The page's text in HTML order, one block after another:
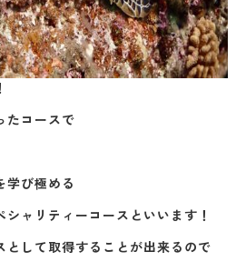
たコースで
学び極める
ャリティーコースといいます！
として取得することが出来るので